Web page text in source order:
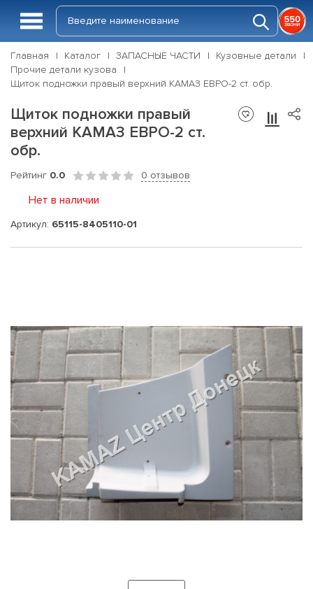
Главная Каталог ЗАПАСНЫЕ ЧАСТИ
Кузовные детали
Прочие детали кузова
Щиток подножки правый верхний КАМАЗ ЕВРО-2 ст. обр.
Щиток подножки правый
верхний КАМАЗ ЕВРО-2 ст.
обр.
Рейтинг 0.0 0 отзывов
Нет в наличии
Артикул: 65115-8405110-01